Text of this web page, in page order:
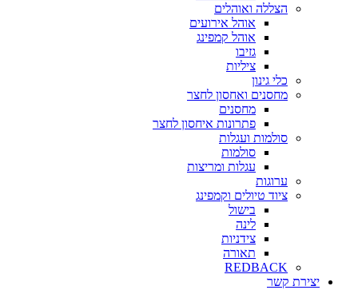
הצללה ואוהלים
אוהל אירועים
אוהל קמפינג
גזיבו
ציליות
כלי גינון
מחסנים ואחסון לחצר
מחסנים
פתרונות איחסון לחצר
סולמות ועגלות
סולמות
עגלות ומריצות
ערוגות
ציוד טיולים וקמפינג
בישול
לינה
צידניות
תאורה
REDBACK
יצירת קשר